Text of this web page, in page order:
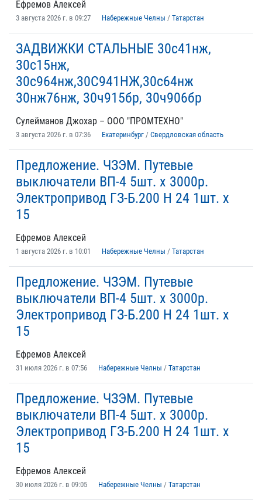
Ефремов Алексей
3 августа 2026 г. в 09:27 Набережные Челны / Татарстан
ЗАДВИЖКИ СТАЛЬНЫЕ 30с41нж,
30с15нж,
30с964нж,30С941НЖ,30с64нж
30нж76нж, 30ч915бр, 30ч906бр
Сулейманов Джохар – ООО "ПРОМТЕХНО"
3 августа 2026 г. в 07:36 Екатеринбург / Свердловская область
Предложение. ЧЗЭМ. Путевые
выключатели ВП-4 5шт. х 3000р.
Электропривод ГЗ-Б.200 Н 24 1шт. х
15
Ефремов Алексей
1 августа 2026 г. в 10:01 Набережные Челны / Татарстан
Предложение. ЧЗЭМ. Путевые
выключатели ВП-4 5шт. х 3000р.
Электропривод ГЗ-Б.200 Н 24 1шт. х
15
Ефремов Алексей
31 июля 2026 г. в 07:56 Набережные Челны / Татарстан
Предложение. ЧЗЭМ. Путевые
выключатели ВП-4 5шт. х 3000р.
Электропривод ГЗ-Б.200 Н 24 1шт. х
15
Ефремов Алексей
30 июля 2026 г. в 09:05 Набережные Челны / Татарстан